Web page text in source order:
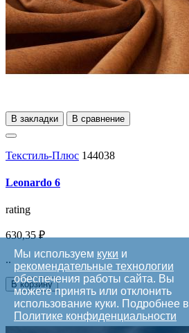
В закладки В сравнение
Текстиль-Плюс 144038
Leonardo 6
rating
630,35 ₽
..
В корзину
Мы используем куки и
рекомендательные технологии
обеспечения работы сайта. Вы
можете принять или отклонить
использование куки. Подробнее в
Политике конфиденциальности